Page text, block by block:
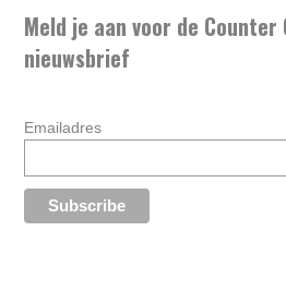
Meld je aan voor de Counter
nieuwsbrief
Emailadres